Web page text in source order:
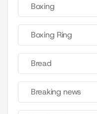
Boxing
Boxing Ring
Bread
Breaking news